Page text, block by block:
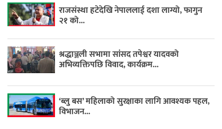
राजसंस्था हटेदेखि नेपाललाई दशा लाग्यो, फागुन
२१ को...
श्रद्धाञ्जली सभामा सांसद तपेश्वर यादवको
अभिव्यक्तिपछि विवाद, कार्यक्रम...
‘ब्लु बस’ महिलाको सुरक्षाका लागि आवश्यक पहल,
विभाजन...